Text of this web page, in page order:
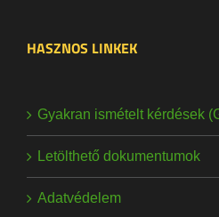
HASZNOS LINKEK
Gyakran ismételt kérdések
Letölthető dokumentumok
Adatvédelem